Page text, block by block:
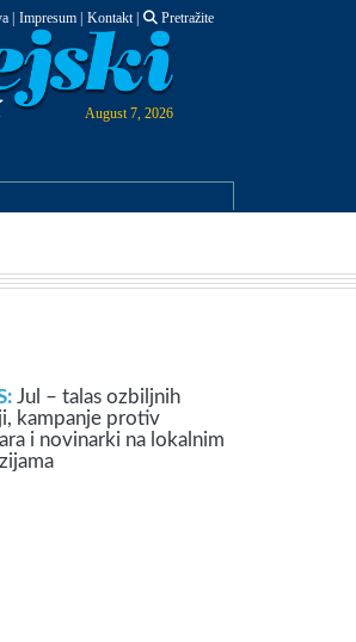
Impresum Kontakt| Pretražite
August 7, 2026
Jul – talas ozbiljnih
kampanje protiv
i novinarki na lokalnim